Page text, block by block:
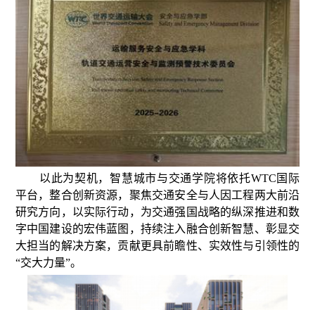
以此为契机，智慧城市与交通学院将依托WTC国际
平台，整合创新资源，聚焦交通安全与人因工程两大前沿
研究方向，以实际行动，为交通强国战略的纵深推进和数
字中国建设的宏伟蓝图，持续注入融合创新智慧、彰显交
大担当的解决方案，贡献更具前瞻性、实效性与引领性的
“交大力量”。